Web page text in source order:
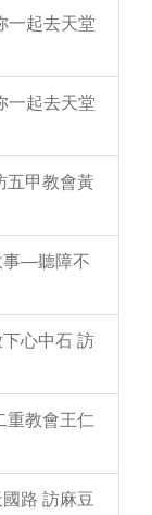
一起去天堂
一起去天堂
五甲教會黃
事—聽障不
心中石 訪
重教會王仁
路 訪麻豆